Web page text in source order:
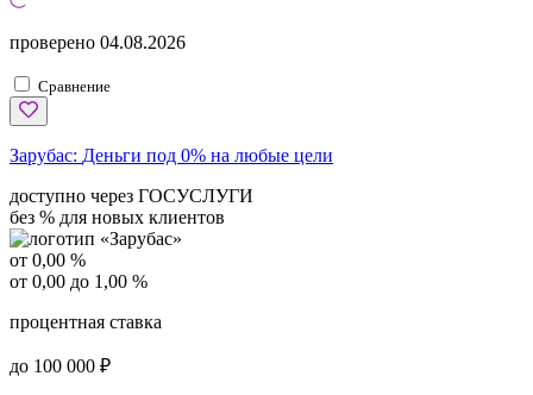
проверено 04.08.2026
Сравнение
Зарубас: Деньги под 0% на любые цели
доступно через ГОСУСЛУГИ
без % для новых клиентов
от 0,00 %
от 0,00 до 1,00 %
процентная ставка
до 100 000 ₽